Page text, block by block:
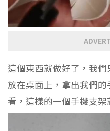
這個東西就做好了，我們
放在桌面上，拿出我們
看，這樣的一個手機支架